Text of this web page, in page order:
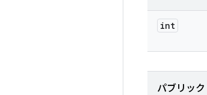
int
パブリッ